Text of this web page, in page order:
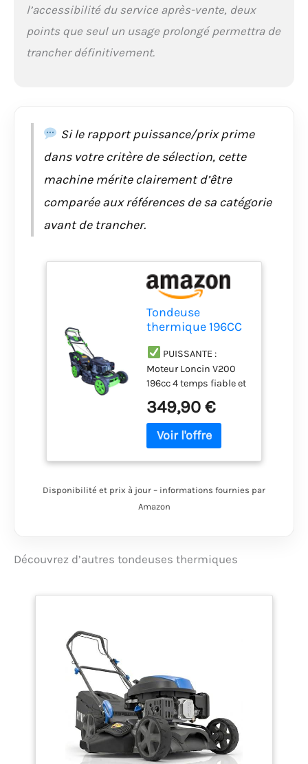
l’accessibilité du service après-vente, deux
points que seul un usage prolongé permettra de
trancher définitivement.
Si le rapport puissance/prix prime
dans votre critère de sélection, cette
machine mérite clairement d’être
comparée aux références de sa catégorie
avant de trancher.
Tondeuse
thermique 196CC
auto-propulsée -
moteur Loncin
V200 - largeur de
coupe 53 cm -
Bac collecteur 65L
PUISSANTE :
Moteur Loncin V200
196cc 4 temps fiable et
démarrage facile.
Idéale pour les
grandes surfaces et
Auto-propulsée avec
tondre sans effort.
compartiment de
rapidement de
grandes zones avec
une tonte précise.
POLYVALENTE : 4
fonctions : ramassage,
mulching, éjection
latérale et arrière. Bac
349,90 €
Disponibilité et prix à jour – informations fournies par
Amazon
Découvrez d’autres tondeuses thermiques